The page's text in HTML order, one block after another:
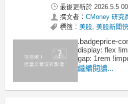
最後更新於 2026.5.5
撰文者： CMoney 研究
標籤： 美股, 美股新聞
.badgeprice-
display: flex
gap: 1rem
flex-wrap:
繼續閱讀...